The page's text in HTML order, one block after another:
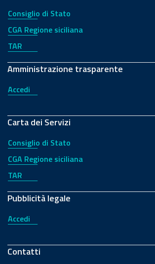
Consiglio di Stato
CGA Regione siciliana
TAR
Amministrazione trasparente
Accedi
Carta dei Servizi
Consiglio di Stato
CGA Regione siciliana
TAR
Pubblicità legale
Accedi
Contatti